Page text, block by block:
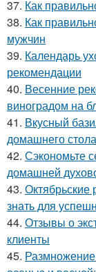
37. Как
38. Как
мужчин
39. Календарь
рекомендации
40. Весенние
виноградом на
41. Вкусный
домашнего стола
42. Сэкономьте
домашней
43. Октябрьские
знать для
44. Отзывы о
клиенты
45.